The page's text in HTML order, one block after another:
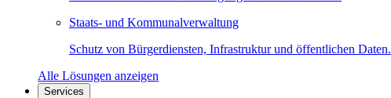
Staats- und Kommunalverwaltung
Schutz von Bürgerdiensten, Infrastruktur und öffentlichen Daten.
Alle Lösungen anzeigen
Services